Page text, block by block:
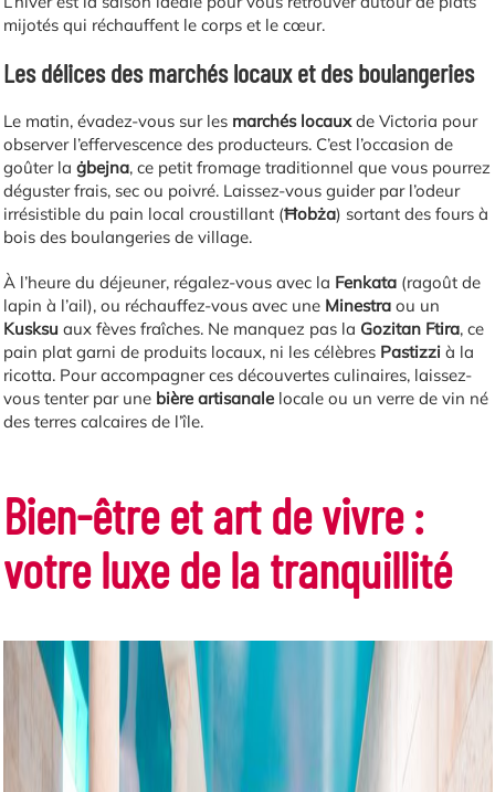
mijotés qui réchauffent le corps et le cœur.
Les délices des marchés locaux et des boulangeries
Le matin, évadez-vous sur les marchés locauxde Victoria pour
observer l’effervescence des producteurs. C’est l’occasion de
goûter la ġbejna, ce petit fromage traditionnel que vous pourrez
déguster frais, sec ou poivré. Laissez-vous guider par l’odeur
irrésistible du pain local croustillant (Ħobża) sortant des fours à
bois des boulangeries de village.
À l’heure du déjeuner, régalez-vous avec la Fenkata(ragoût de
lapin à l’ail), ou réchauffez-vous avec une Minestraou un
Kusksu aux fèves fraîches. Ne manquez pas la Gozitan Ftira, ce
pain plat garni de produits locaux, ni les célèbres Pastizzià la
ricotta. Pour accompagner ces découvertes culinaires, laissez-
vous tenter par une bière artisanalelocale ou un verre de vin né
des terres calcaires de l’île.
Bien-être et art de vivre :
votre luxe de la tranquillité